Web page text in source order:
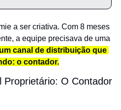
a ser criativa. Com 8 meses
a equipe precisava de uma
canal de distribuição que
o contador.
Proprietário: O Contador